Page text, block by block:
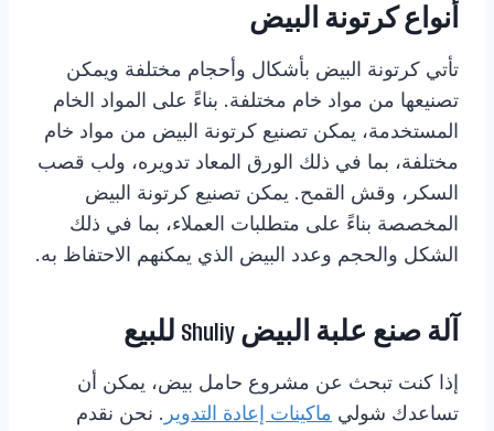
أنواع كرتونة البيض
تأتي كرتونة البيض بأشكال وأحجام مختلفة ويمكن
تصنيعها من مواد خام مختلفة. بناءً على المواد الخام
المستخدمة، يمكن تصنيع كرتونة البيض من مواد خام
مختلفة، بما في ذلك الورق المعاد تدويره، ولب قصب
السكر، وقش القمح. يمكن تصنيع كرتونة البيض
المخصصة بناءً على متطلبات العملاء، بما في ذلك
الشكل والحجم وعدد البيض الذي يمكنهم الاحتفاظ به.
آلة صنع علبة البيض Shuliy للبيع
إذا كنت تبحث عن مشروع حامل بيض، يمكن أن
تساعدك شولي ماكينات إعادة التدوير . نحن نقدم